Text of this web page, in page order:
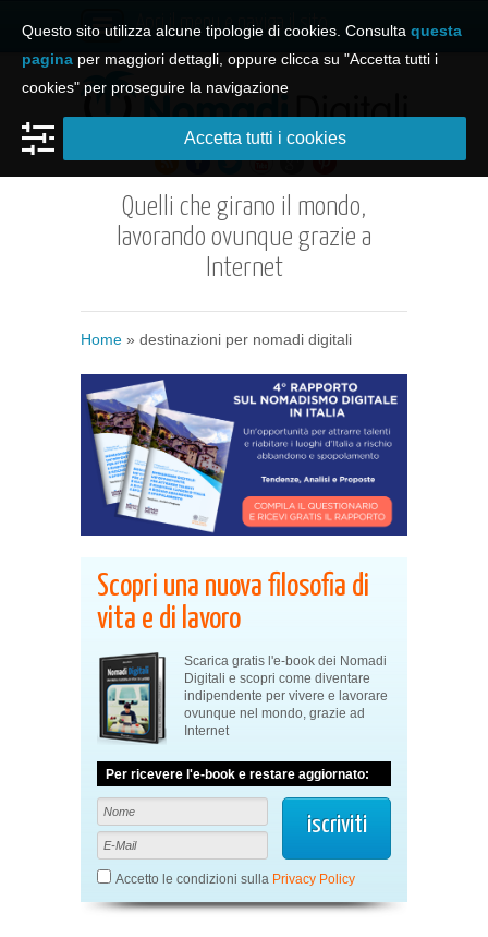
Apri il menu e naviga il sito
Quelli che girano il mondo,
lavorando ovunque grazie a
Internet
Home » destinazioni per nomadi digitali
Scopri una nuova filosofia di
vita e di lavoro
Scarica gratis l'e-book dei Nomadi
Digitali e scopri come diventare
indipendente per vivere e lavorare
ovunque nel mondo, grazie ad
Internet
Per ricevere l'e-book e restare aggiornato:
Accetto le condizioni sulla Privacy Policy
Questo sito utilizza alcune tipologie di cookies. Consulta questa
pagina per maggiori dettagli, oppure clicca su "Accetta tutti i
cookies" per proseguire la navigazione
Accetta tutti i cookies